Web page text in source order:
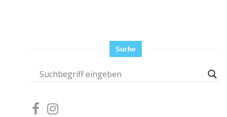
Suche